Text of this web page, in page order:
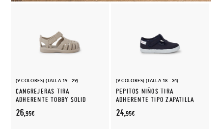
(9 COLORES) (TALLA 19 - 29)
CANGREJERAS TIRA
ADHERENTE TOBBY SOLID
26,95€
(9 COLORES) (TALLA 18 - 34)
PEPITOS NIÑOS TIRA
ADHERENTE TIPO ZAPATILLA
24,95€